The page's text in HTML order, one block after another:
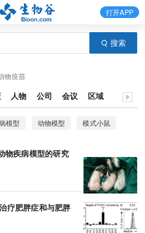
搜索
打开APP
物疫苗
人物 公司 会议 区域
模型 动物模型
模式小鼠
病毒
蚊子
多克隆抗体
抗体验证
证
物疾病模型的研究
疗肥胖症和与肥胖